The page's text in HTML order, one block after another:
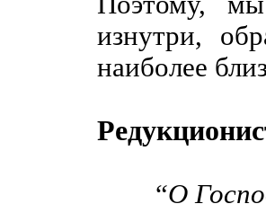
изнутри,
наиболее
“О